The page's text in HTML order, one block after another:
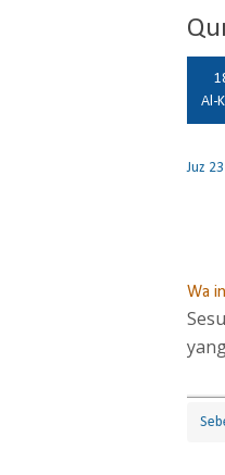
Al-
Juz 23
Wa